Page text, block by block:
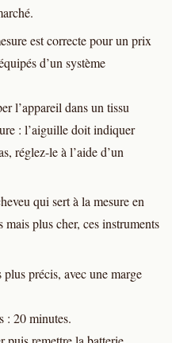
est correcte pour un prix
d’un système
l’appareil dans un tissu
: l’aiguille doit indiquer
réglez-le à l’aide d’un
qui sert à la mesure en
plus cher, ces instruments
précis, avec une marge
: 20 minutes.